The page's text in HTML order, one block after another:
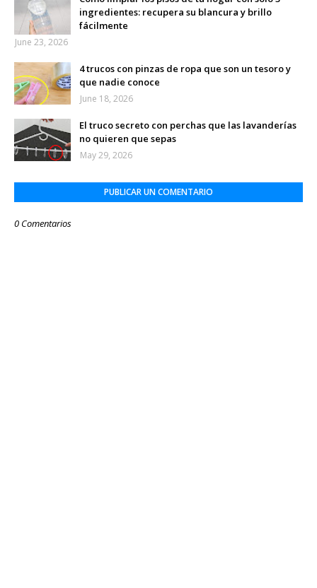
ingredientes: recupera su blancura y brillo
fácilmente
June 23, 2026
4 trucos con pinzas de ropa que son un tesoro y
que nadie conoce
June 18, 2026
El truco secreto con perchas que las lavanderías
no quieren que sepas
May 29, 2026
PUBLICAR UN COMENTARIO
0 Comentarios